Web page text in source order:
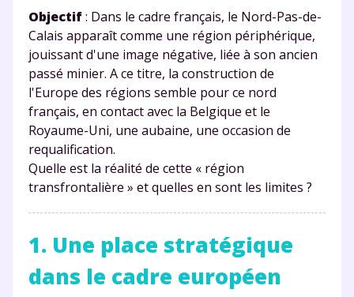
Objectif: Dans le cadre français, le Nord-Pas-de-
Calais apparaît comme une région périphérique,
jouissant d'une image négative, liée à son ancien
passé minier. A ce titre, la construction de
l'Europe des régions semble pour ce nord
français, en contact avec la Belgique et le
Royaume-Uni, une aubaine, une occasion de
requalification.
Quelle est la réalité de cette « région
transfrontalière » et quelles en sont les limites ?
1. Une place stratégique
dans le cadre européen